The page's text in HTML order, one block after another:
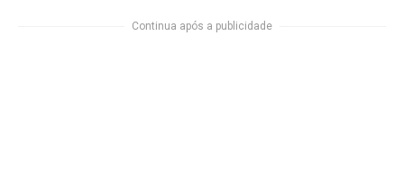
Continua após a publicidade